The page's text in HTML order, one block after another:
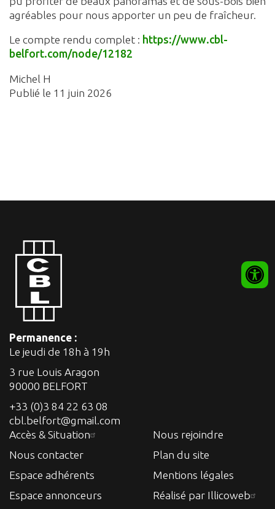
agréables pour nous apporter un peu de fraîcheur.
Le compte rendu complet : https://www.cbl-
belfort.com/node/12182
Michel H
Publié le 11 juin 2026
Permanence :
Le jeudi de 18h à 19h
3 rue Louis Aragon
90000 BELFORT
+33 (0)3 84 22 63 08
cbl.belfort@gmail.com
Accès & Situation
Nous contacter
Espace adhérents
Espace annonceurs
Nous rejoindre
Plan du site
Mentions légales
Réalisé par Illicoweb